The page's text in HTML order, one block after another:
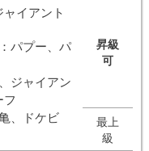
イアント
パプー、パ
ジャイアン
フ
、ドケビ
昇級
可
最上
級